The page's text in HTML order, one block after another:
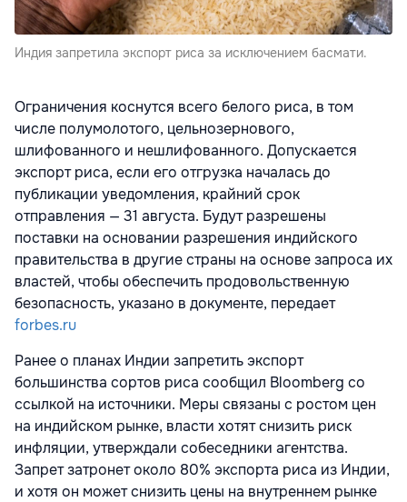
Индия запретила экспорт риса за исключением басмати.
Ограничения коснутся всего белого риса, в том
числе полумолотого, цельнозернового,
шлифованного и нешлифованного. Допускается
экспорт риса, если его отгрузка началась до
публикации уведомления, крайний срок
отправления — 31 августа. Будут разрешены
поставки на основании разрешения индийского
правительства в другие страны на основе запроса их
властей, чтобы обеспечить продовольственную
безопасность, указано в документе, передает
forbes.ru
Ранее о планах Индии запретить экспорт
большинства сортов риса сообщил Bloomberg со
ссылкой на источники. Меры связаны с ростом цен
на индийском рынке, власти хотят снизить риск
инфляции, утверждали собеседники агентства.
Запрет затронет около 80% экспорта риса из Индии,
и хотя он может снизить цены на внутреннем рынке